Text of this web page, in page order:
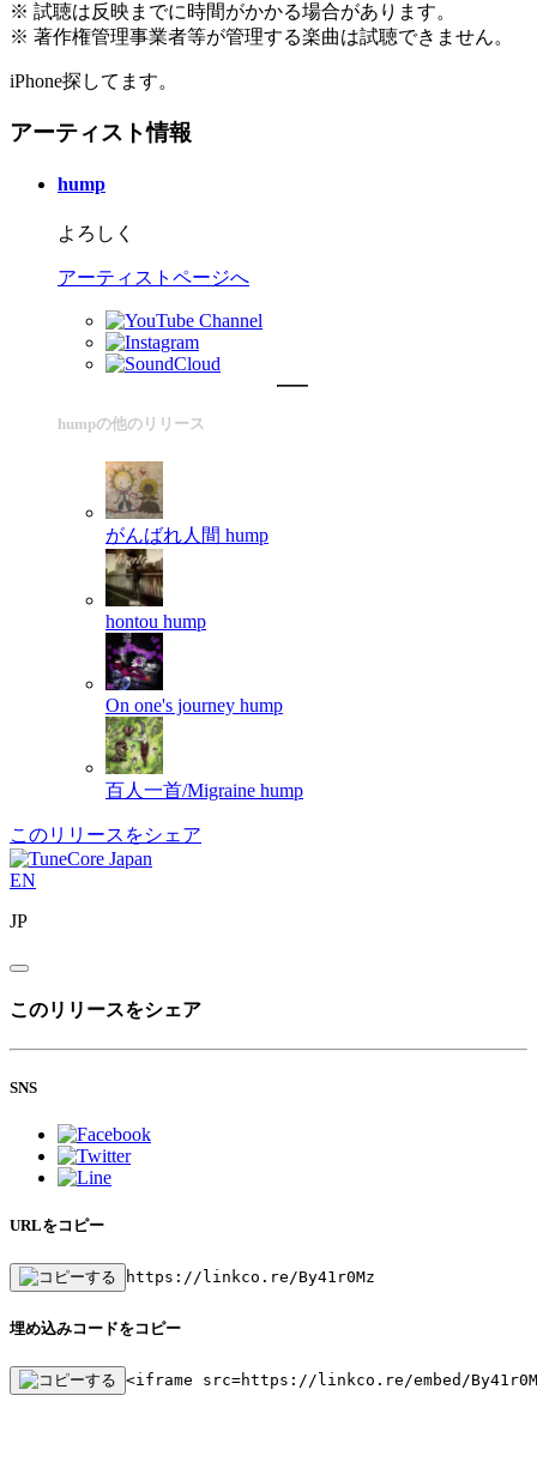
※ 試聴は反映までに時間がかかる場合があります。
※ 著作権管理事業者等が管理する楽曲は試聴できません。
iPhone探してます。
アーティスト情報
hump
よろしく
アーティストページへ
humpの他のリリース
がんばれ人間 hump
hontou hump
On one's journey hump
百人一首/Migraine hump
このリリースをシェア
EN
JP
このリリースをシェア
SNS
URLをコピー
https://linkco.re/By41r0Mz
埋め込みコードをコピー
<iframe src=https://linkco.re/embed/